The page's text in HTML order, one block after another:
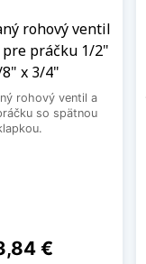
rohový ventil
práčku 1/2"
x 3/4"
rohový ventil a
so spätnou
€